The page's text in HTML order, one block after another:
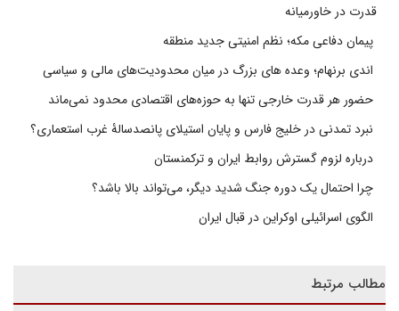
قدرت در خاورمیانه
پیمان دفاعی مکه؛ نظم امنیتی جدید منطقه
اندی برنهام؛ وعده های بزرگ در میان محدودیت‌های مالی و سیاسی
حضور هر قدرت خارجی تنها به حوزه‌های اقتصادی محدود نمی‌ماند
نبرد تمدنی در خلیج فارس و پایان استیلای پانصدسالۀ غرب استعماری؟
درباره لزوم گسترش روابط ایران و ترکمنستان
چرا احتمال یک دوره جنگ شدید دیگر، می‌تواند بالا باشد؟
الگوی اسرائیلی اوکراین در قبال ایران
مطالب مرتبط